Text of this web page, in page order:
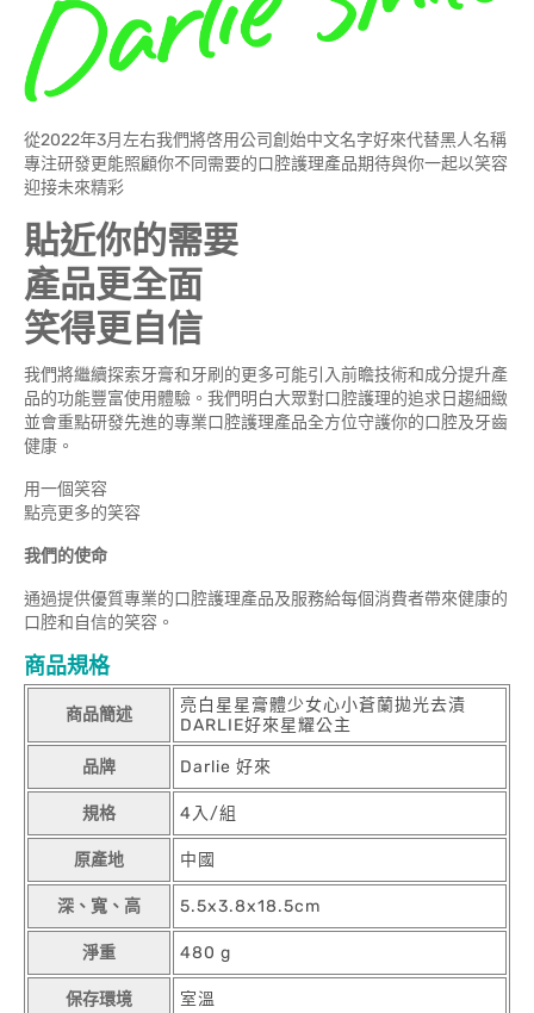
從2022年3月左右我們將啓用公司創始中文名字好來代替黑人名稱
專注研發更能照顧你不同需要的口腔護理產品期待與你一起以笑容
迎接未來精彩
貼近你的需要
產品更全面
笑得更自信
我們將繼續探索牙膏和牙刷的更多可能引入前瞻技術和成分提升產
品的功能豐富使用體驗。我們明白大眾對口腔護理的追求日趨細緻
並會重點研發先進的專業口腔護理產品全方位守護你的口腔及牙齒
健康。
用一個笑容
點亮更多的笑容
我們的使命
通過提供優質專業的口腔護理產品及服務給每個消費者帶來健康的
口腔和自信的笑容。
商品規格
商品簡述
亮白星星膏體少女心小蒼蘭拋光去漬
DARLIE好來星耀公主
品牌 Darlie 好來
規格 4入/組
原產地 中國
深、寬、高 5.5x3.8x18.5cm
淨重 480 g
保存環境 室溫